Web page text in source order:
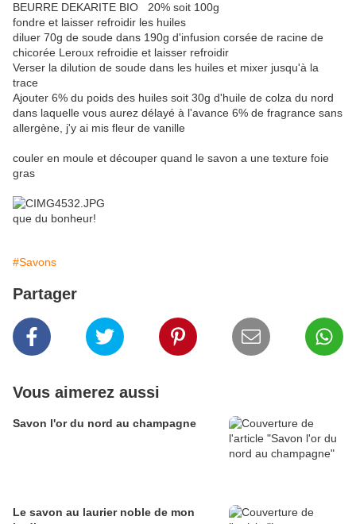
BEURRE DEKARITE BIO 20% soit 100g
fondre et laisser refroidir les huiles
diluer 70g de soude dans 190g d'infusion corsée de racine de
chicorée Leroux refroidie et laisser refroidir
Verser la dilution de soude dans les huiles et mixer jusqu'à la
trace
Ajouter 6% du poids des huiles soit 30g d'huile de colza du nord
dans laquelle vous aurez délayé à l'avance 6% de fragrance sans
allergène, j'y ai mis fleur de vanille
couler en moule et découper quand le savon a une texture foie
gras
que du bonheur!
#Savons
Partager
Vous aimerez aussi
Savon l'or du nord au champagne
Le savon au laurier noble de mon